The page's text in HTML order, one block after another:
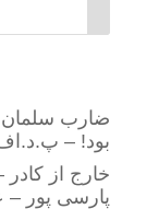
ضارب سلمان
بود! –
خارج از
پارسی پور